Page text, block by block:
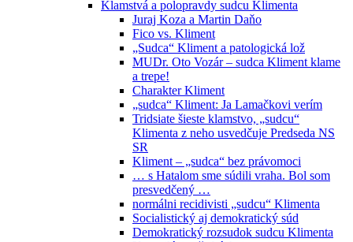
Klamstvá a polopravdy sudcu Klimenta
Juraj Koza a Martin Daňo
Fico vs. Kliment
„Sudca“ Kliment a patologická lož
MUDr. Oto Vozár – sudca Kliment klame
a trepe!
Charakter Kliment
„sudca“ Kliment: Ja Lamačkovi verím
Tridsiate šieste klamstvo, „sudcu“
Klimenta z neho usvedčuje Predseda NS
SR
Kliment – „sudca“ bez právomoci
… s Hatalom sme súdili vraha. Bol som
presvedčený …
normálni recidivisti „sudcu“ Klimenta
Socialistický aj demokratický súd
Demokratický rozsudok sudcu Klimenta